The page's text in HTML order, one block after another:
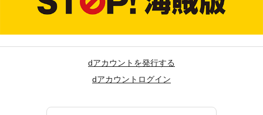
dアカウントを発行する
dアカウントログイン